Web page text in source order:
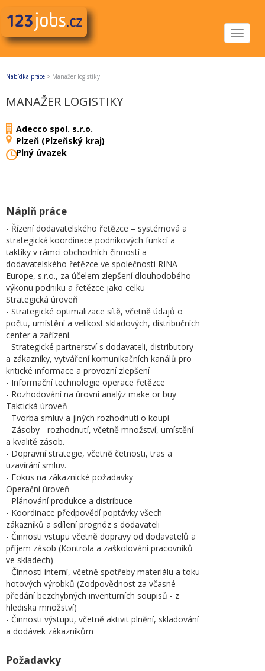
Toggle
Nabídka práce > Manažer logistiky
MANAŽER LOGISTIKY
Adecco spol. s.r.o.
Plzeň (Plzeňský kraj)
Plný úvazek
Náplň práce
- Řízení dodavatelského řetězce – systémová a
strategická koordinace podnikových funkcí a
taktiky v rámci obchodních činností a
dodavatelského řetězce ve společnosti RINA
Europe, s.r.o., za účelem zlepšení dlouhodobého
výkonu podniku a řetězce jako celku
Strategická úroveň
- Strategické optimalizace sítě, včetně údajů o
počtu, umístění a velikost skladových, distribučních
center a zařízení.
- Strategické partnerství s dodavateli, distributory
a zákazníky, vytváření komunikačních kanálů pro
kritické informace a provozní zlepšení
- Informační technologie operace řetězce
- Rozhodování na úrovni analýz make or buy
Taktická úroveň
- Tvorba smluv a jiných rozhodnutí o koupi
- Zásoby - rozhodnutí, včetně množství, umístění
a kvalitě zásob.
- Dopravní strategie, včetně četnosti, tras a
uzavírání smluv.
- Fokus na zákaznické požadavky
Operační úroveň
- Plánování produkce a distribuce
- Koordinace předpovědí poptávky všech
zákazníků a sdílení prognóz s dodavateli
- Činnosti vstupu včetně dopravy od dodavatelů a
příjem zásob (Kontrola a zaškolování pracovníků
ve skladech)
- Činnosti interní, včetně spotřeby materiálu a toku
hotových výrobků (Zodpovědnost za včasné
předání bezchybných inventurních soupisů - z
hlediska množství)
- Činnosti výstupu, včetně aktivit plnění, skladování
a dodávek zákazníkům
Požadavky